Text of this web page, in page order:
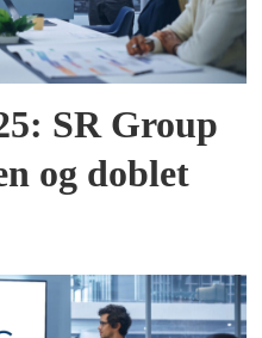
SR Group
og doblet